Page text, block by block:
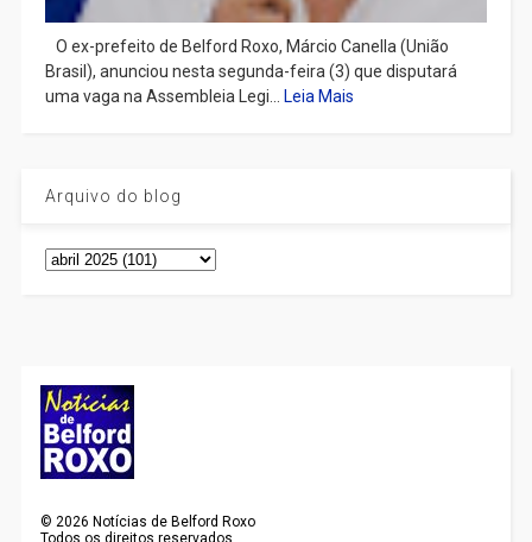
​ O ex-prefeito de Belford Roxo, Márcio Canella (União
Brasil), anunciou nesta segunda-feira (3) que disputará
uma vaga na Assembleia Legi...
Leia Mais
Arquivo do blog
©2026 Notícias de Belford Roxo